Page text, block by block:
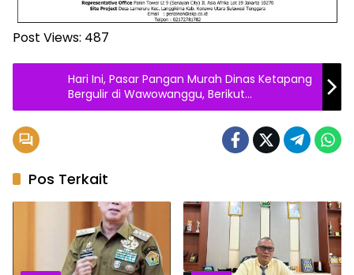
Post Views: 487
Hari Ini, Pasar Pangan Murah Dinas Ketapang
Bergulir di Wawowanggu, Berikut
Komoditinya
Pos Terkait